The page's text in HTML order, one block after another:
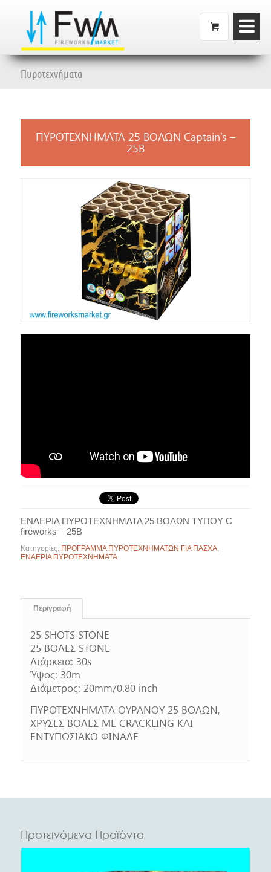
Πυροτεχνήματα
ΠΥΡΟΤΕΧΝΗΜΑΤΑ 25 ΒΟΛΩΝ Captain’s –
25B
ΕΝΑΕΡΙΑ ΠΥΡΟΤΕΧΝΗΜΑΤΑ 25 ΒΟΛΩΝ ΤΥΠΟΥ C
fireworks – 25B
Κατηγορίες: ΠΡΟΓΡΑΜΜΑ ΠΥΡΟΤΕΧΝΗΜΑΤΩΝ ΓΙΑ ΠΑΣΧΑ,
ΕΝΑΕΡΙΑ ΠΥΡΟΤΕΧΝΗΜΑΤΑ
Περιγραφή
25 SHOTS STONE
25 ΒΟΛΕΣ STONE
Διάρκεια: 30s
Ύψος: 30m
Διάμετρος: 20mm/0.80 inch
ΠΥΡΟΤΕΧΝΗΜΑΤΑ ΟΥΡΑΝΟΥ 25 ΒΟΛΩΝ,
ΧΡΥΣΕΣ ΒΟΛΕΣ ΜΕ CRACKLING KAI
ΕΝΤΥΠΩΣΙΑΚΟ ΦΙΝΑΛΕ
Προτεινόμενα Προϊόντα